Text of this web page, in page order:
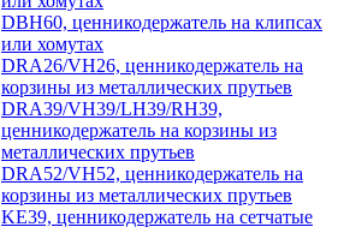
DBH60, ценникодержатель на клипсах
или хомутах
DRA26/VH26, ценникодержатель на
корзины из металлических прутьев
DRA39/VH39/LH39/RH39,
ценникодержатель на корзины из
металлических прутьев
DRA52/VH52, ценникодержатель на
корзины из металлических прутьев
KE39, ценникодержатель на сетчатые